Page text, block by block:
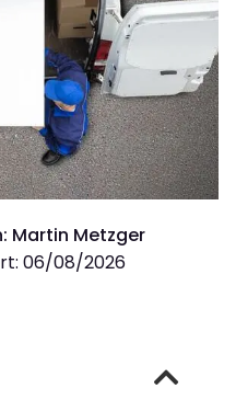
Martin Metzger
06/08/2026